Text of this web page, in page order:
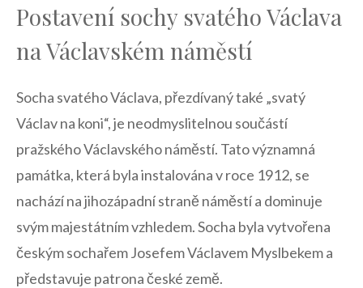
Postavení sochy svatého⁤ Václava
na⁢ Václavském‍ náměstí
Socha svatého Václava, přezdívaný také „svatý
Václav na koni“,​ je neodmyslitelnou ​součástí
pražského Václavského náměstí. Tato významná
památka, která byla instalována v roce 1912, se
nachází na jihozápadní straně náměstí a dominuje
svým majestátním​ vzhledem.‍ Socha byla vytvořena
českým sochařem⁢ Josefem ​Václavem Myslbekem a
představuje ⁢patrona české země.